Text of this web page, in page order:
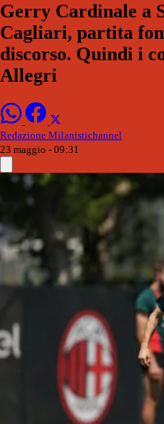
Gerry Cardinale a
Cagliari, partita
discorso. Quindi i
Allegri
Redazione Milanistichannel
23 maggio - 09:31